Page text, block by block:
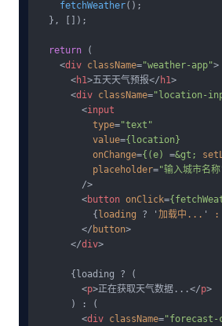
fetchWeather();
  }, []);
return (
<div className="weather-app">
<h1>五天天气预报</ h1>
<div className="location-
<input
type="text"
value={location}
onChange={(e) =&gt;
placeholder="输入城市名
        />
<button onClick=
          {
loading ? ' 加载中... ' :
        </
button>
</div>
      {loading ? (
<p>正在获取天气数据...</p>
      ) : (
<div className="forecast-